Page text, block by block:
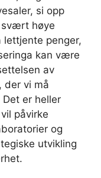
si opp
svært høye
lettjente penger,
kan være
av
der vi må
er heller
påvirke
og
utvikling